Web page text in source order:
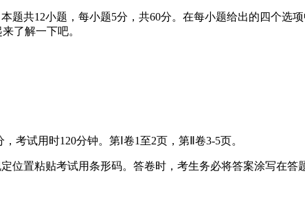
题共12小题，每小题5分，共60分。在每小题给出的四个选
了解一下吧。
考试用时120分钟。第Ⅰ卷1至2页，第Ⅱ卷3-5页。
位置粘贴考试用条形码。答卷时，考生务必将答案涂写在